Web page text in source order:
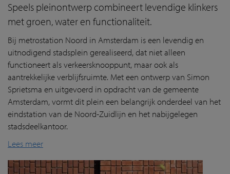
Speels pleinontwerp combineert levendige klinkers
met groen, water en functionaliteit.
Bij metrostation Noord in Amsterdam is een levendig en
uitnodigend stadsplein gerealiseerd, dat niet alleen
functioneert als verkeersknooppunt, maar ook als
aantrekkelijke verblijfsruimte. Met een ontwerp van Simon
Sprietsma en uitgevoerd in opdracht van de gemeente
Amsterdam, vormt dit plein een belangrijk onderdeel van het
eindstation van de Noord-Zuidlijn en het nabijgelegen
stadsdeelkantoor.
Lees meer